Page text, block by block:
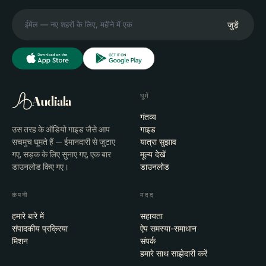
जुड़ें
Audiala
उस तरह के ऑडियो गाइड जैसे आप
सचमुच घूमते हैं — ईमानदारी से जुटाए
गए, सड़क के लिए सुनाए गए, एक बार
डाउनलोड किए गए।
घूमें
गंतव्य
गाइड
यात्रा सुझाव
मूल्य देखें
डाउनलोड
कंपनी
हमारे बारे में
संपादकीय प्रक्रिया
मिशन
मदद
सहायता
ऐप समस्या-समाधान
संपर्क
हमारे साथ साझेदारी करें